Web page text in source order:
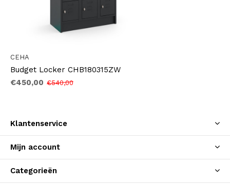
CEHA
Budget Locker CHB180315ZW
€450,00 €540,00
Klantenservice
Mijn account
Categorieën